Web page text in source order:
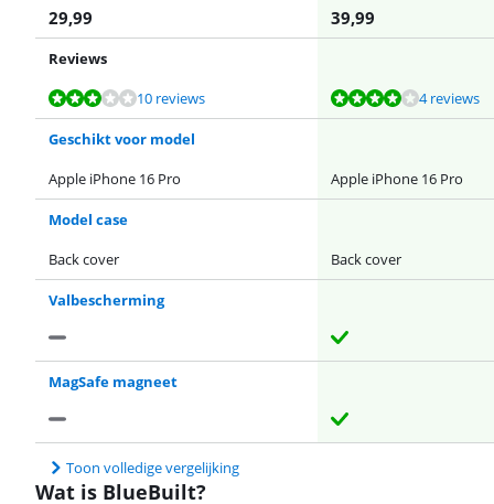
29,99 39,99
Reviews
Beoordeling is 5,6 van de 10, gebaseerd op 10 reviews.
10 reviews
Beoordeling is 8,3 van de 10, gebaseerd op 4 reviews. 4 reviews
Beoordeling is 7,4 van de 10, gebaseerd op 3 reviews.
Beoordeling is 5,6 van de 10, gebaseerd op 10 reviews.
Beoordeling is 5,6 van de 10, gebaseerd op 10 reviews.
Geschikt voor model
Apple iPhone 16 Pro
Apple iPhone 16 Pro
Model case
Back cover
Back cover
Valbescherming
MagSafe magneet
Toon volledige vergelijking
Wat is BlueBuilt?